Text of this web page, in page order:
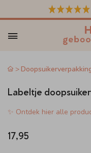
Labeltje
✨ Ontdek hier alle
17,95